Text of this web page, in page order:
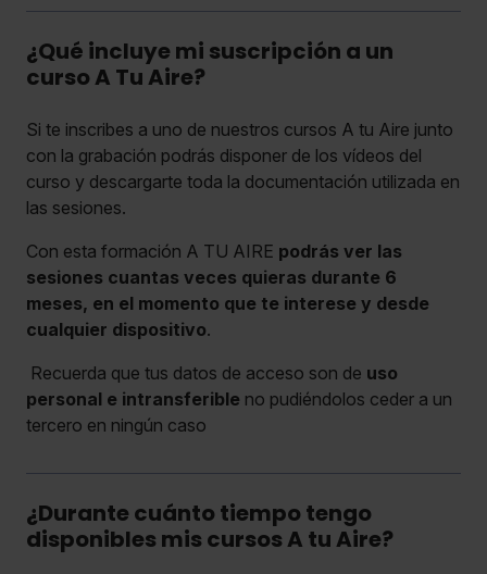
¿Qué incluye mi suscripción a un
curso A Tu Aire?
Si te inscribes a uno de nuestros cursos A tu Aire junto
con la grabación podrás disponer de los vídeos del
curso y descargarte toda la documentación utilizada en
las sesiones.
Con esta formación A TU AIRE podrás ver las
sesiones cuantas veces quieras durante 6
meses, en el momento que te interese y desde
cualquier dispositivo.
Recuerda que tus datos de acceso son de uso
personal e intransferible no pudiéndolos ceder a un
tercero en ningún caso
¿Durante cuánto tiempo tengo
disponibles mis cursos A tu Aire?